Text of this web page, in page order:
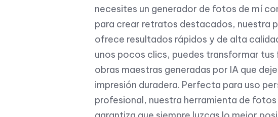
necesites un generador de fotos de mí
para crear retratos destacados, nuestra
ofrece resultados rápidos y de alta
unos pocos clics, puedes transformar tus
obras maestras generadas por IA que
impresión duradera. Perfecta para uso
profesional, nuestra herramienta de fotos